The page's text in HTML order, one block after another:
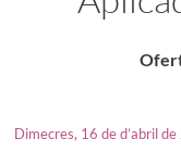
Dimecres, 16 de d’abril